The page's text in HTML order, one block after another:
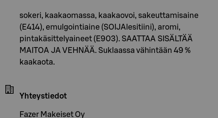
sokeri, kaakaomassa, kaakaovoi, sakeuttamisaine
(E414), emulgointiaine (SOIJAlesitiini), aromi,
pintakäsittelyaineet (E903). SAATTAA SISÄLTÄÄ
MAITOA JA VEHNÄÄ. Suklaassa vähintään 49 %
kaakaota.
Yhteystiedot
Fazer Makeiset Oy